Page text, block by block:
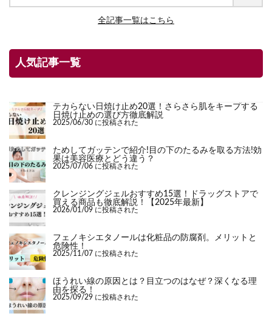
全記事一覧はこちら
人気記事一覧
テカらない日焼け止め20選！さらさら肌をキープする
日焼け止めの選び方徹底解説
2025/06/30 に投稿された
ためしてガッテンで紹介!目の下のたるみを取る方法!効
果は美容医療とどう違う？
2025/07/06 に投稿された
クレンジングジェルおすすめ15選！ドラッグストアで
買える商品も徹底解説！【2025年最新】
2026/01/09 に投稿された
フェノキシエタノールは化粧品の防腐剤。メリットと
危険性！
2025/11/07 に投稿された
ほうれい線の原因とは？目立つのはなぜ？深くなる理
由を探る！
2025/09/29 に投稿された